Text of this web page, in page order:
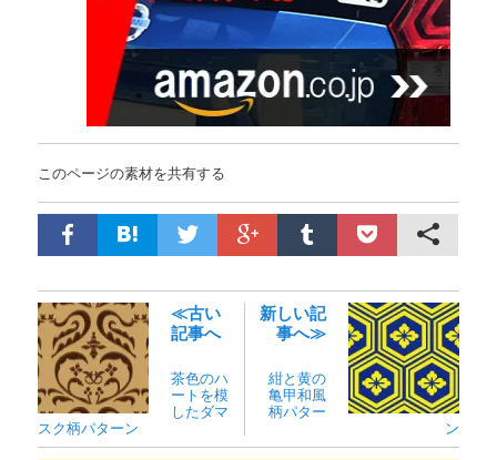
このページの素材を共有する
≪古い
記事へ
茶色のハ
ートを模
したダマ
スク柄パターン
新しい記
事へ≫
紺と黄の
亀甲和風
柄パター
ン